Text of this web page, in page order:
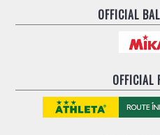
OFFICIAL
OFFICIAL